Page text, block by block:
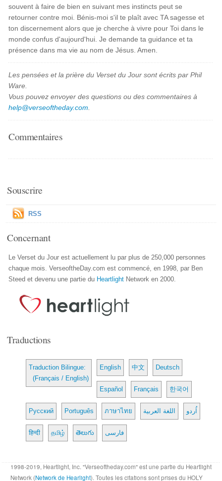
souvent à faire de bien en suivant mes instincts peut se
retourner contre moi. Bénis-moi s'il te plaît avec TA sagesse et
ton discernement alors que je cherche à vivre pour Toi dans le
monde confus d'aujourd'hui. Je demande ta guidance et ta
présence dans ma vie au nom de Jésus. Amen.
Les pensées et la prière du Verset du Jour sont écrits par Phil
Ware.
Vous pouvez envoyer des questions ou des commentaires à
help@verseoftheday.com
Commentaires
Souscrire
RSS
Concernant
Le Verset du Jour est actuellement lu par plus de 250,000 personnes
chaque mois. VerseoftheDay.com est commencé, en 1998, par Ben
Steed et devenu une partie du Heartlight Network en 2000.
Traductions
Traduction Bilingue:
(Français / English)
English 中文 Deutsch
Español Français 한국어
Русский Português ภาษาไทย اللغة العربية اُردو
हिन्दी தமிழ் తెలుగు فارسی
1998-2019, Heartlight, Inc. "Verseoftheday.com" est une partie du Heartlight
Network (Network de Hearlight). Toutes les citations sont prises du HOLY